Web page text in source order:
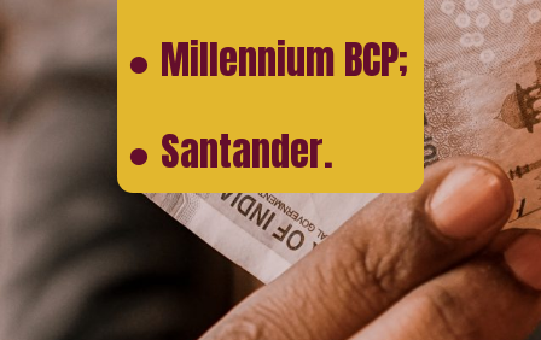
● Millennium BCP;
● Santander.